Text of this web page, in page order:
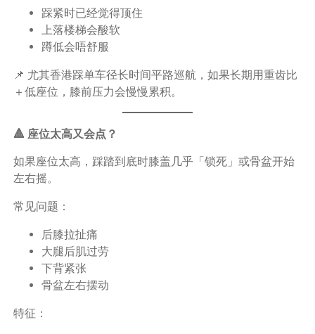
踩紧时已经觉得顶住
上落楼梯会酸软
蹲低会唔舒服
📌 尤其香港踩单车径长时间平路巡航，如果长期用重齿比
＋低座位，膝前压力会慢慢累积。
🔺 座位太高又会点？
如果座位太高，踩踏到底时膝盖几乎「锁死」或骨盆开始
左右摇。
常见问题：
后膝拉扯痛
大腿后肌过劳
下背紧张
骨盆左右摆动
特征：